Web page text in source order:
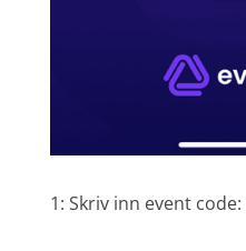
1: Skriv inn event code: